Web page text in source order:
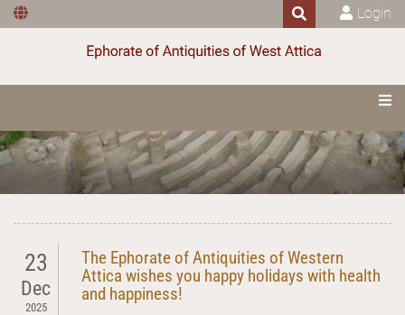
Login
23
Dec
2025
The Ephorate of Antiquities of Western
Attica wishes you happy holidays with health
and happiness!